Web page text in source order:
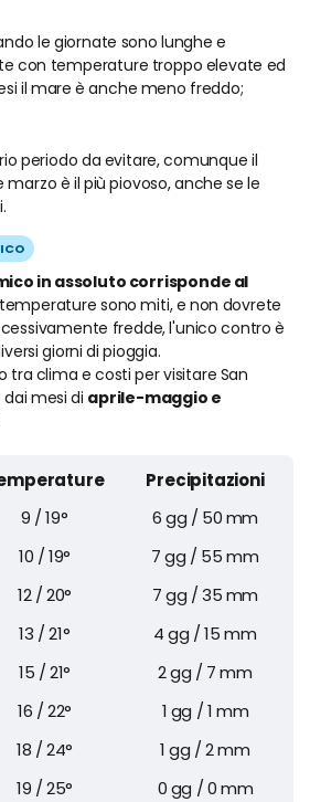
le giornate sono lunghe e
con temperature troppo elevate ed
il mare è anche meno freddo;
periodo da evitare, comunque il
è il più piovoso, anche se le
in assoluto corrisponde al
temperature sono miti, e non dovrete
fredde, l'unico contro è
giorni di pioggia.
tra clima e costi per visitare San
mesi di aprile-maggio e
Precipitazioni
9 / 19°
6 gg / 50 mm
10 / 19°
7 gg / 55 mm
12 / 20°
7 gg / 35 mm
13 / 21°
4 gg / 15 mm
15 / 21°
2 gg / 7 mm
16 / 22°
1 gg / 1 mm
18 / 24°
1 gg / 2 mm
19 / 25°
0 gg / 0 mm